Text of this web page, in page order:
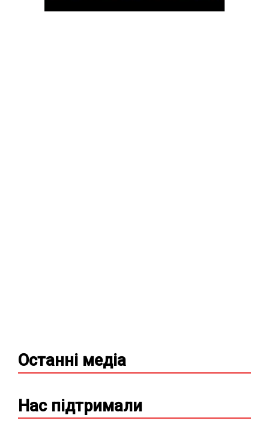
Останні медіа
Нас підтримали